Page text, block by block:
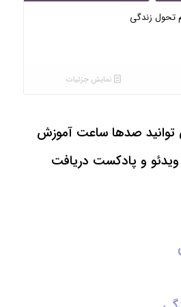
تحول زندگی
نمایش جزئیات
توانید صدها ساعت آموزش
ویدئو و پادکست دریافت